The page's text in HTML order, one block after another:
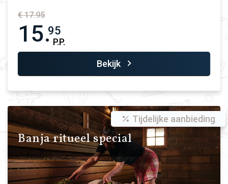
€ 17.95
15.95
P.P.
Bekijk
Banja ritueel special
Tijdelijke aanbieding